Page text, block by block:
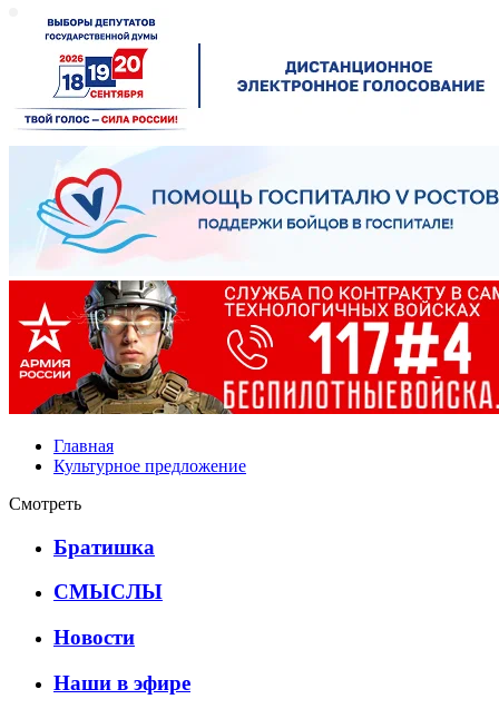
Главная
Культурное предложение
Смотреть
Братишка
СМЫСЛЫ
Новости
Наши в эфире